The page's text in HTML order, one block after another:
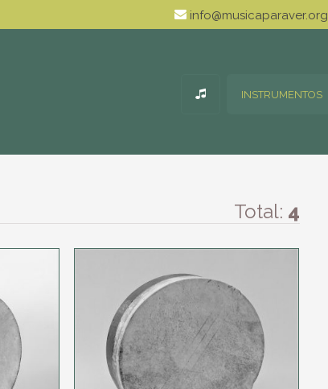
info@musicaparaver.org
INSTRUMENTOS
Total: 4